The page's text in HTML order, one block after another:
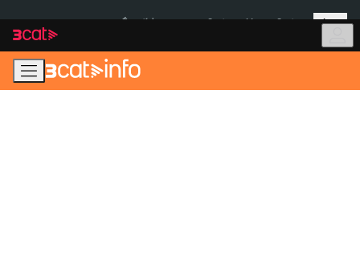
navegació
principal
contingut
Més